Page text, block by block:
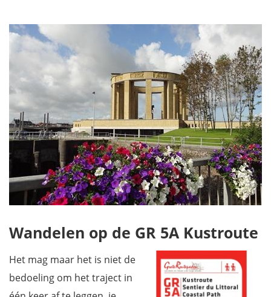
Wandelen op de GR 5A Kustroute
Het mag maar het is niet de
bedoeling om het traject in